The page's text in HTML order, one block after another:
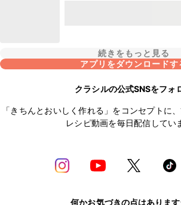
続きをもっと見る
アプリをダウンロードす
クラシルの公式SNSをフォ
「きちんとおいしく作れる」をコンセプトに
レシピ動画を毎日配信してい
何かお気づきの点はあります